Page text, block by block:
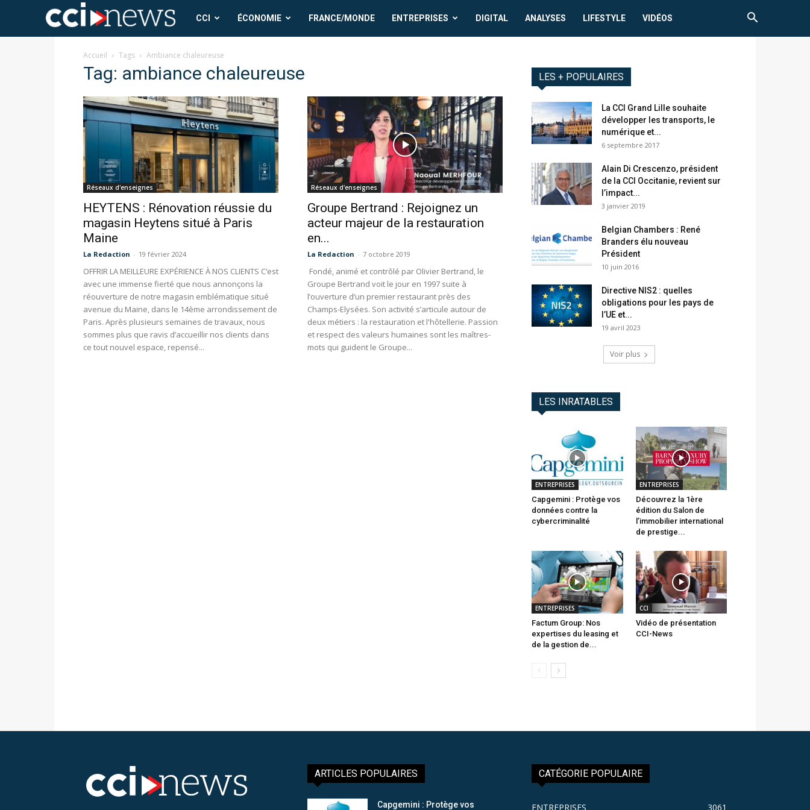
CCI
News
CCI ÉCONOMIE FRANCE/MONDE ENTREPRISES DIGITAL ANALYSES LIFESTYLE VIDÉOS
Accueil Tags Ambiance chaleureuse
Tag: ambiance chaleureuse
Réseaux d'enseignes
HEYTENS : Rénovation réussie du
magasin Heytens situé à Paris
Maine
La Redaction - 19 février 2024
OFFRIR LA MEILLEURE EXPÉRIENCE À NOS CLIENTS C’est
avec une immense fierté que nous annonçons la
réouverture de notre magasin emblématique situé
avenue du Maine, dans le 14ème arrondissement de
Paris. Après plusieurs semaines de travaux, nous
sommes plus que ravis d’accueillir nos clients dans
ce tout nouvel espace, repensé...
Réseaux d'enseignes
Groupe Bertrand : Rejoignez un
acteur majeur de la restauration
en...
La Redaction - 7 octobre 2019
Fondé, animé et contrôlé par Olivier Bertrand, le
Groupe Bertrand voit le jour en 1997 suite à
l’ouverture d’un premier restaurant près des
Champs-Elysées. Son activité s’articule autour de
deux métiers : la restauration et l'hôtellerie. Passion
et respect des valeurs humaines sont les maîtres-
mots qui guident le Groupe...
LES + POPULAIRES
La CCI Grand Lille souhaite
développer les transports, le
numérique et...
6 septembre 2017
Alain Di Crescenzo, président
de la CCI Occitanie, revient sur
l’impact...
3 janvier 2019
Belgian Chambers : René
Branders élu nouveau
Président
10 juin 2016
Directive NIS2 : quelles
obligations pour les pays de
l’UE et...
19 avril 2023
Voir plus
LES INRATABLES
ENTREPRISES
Capgemini : Protège vos
données contre la
cybercriminalité
ENTREPRISES
Découvrez la 1ère
édition du Salon de
l’immobilier international
de prestige...
ENTREPRISES
Factum Group: Nos
expertises du leasing et
de la gestion de...
CCI
Vidéo de présentation
CCI-News
ARTICLES POPULAIRES
Capgemini : Protège vos
CATÉGORIE POPULAIRE
ENTREPRISES 3061